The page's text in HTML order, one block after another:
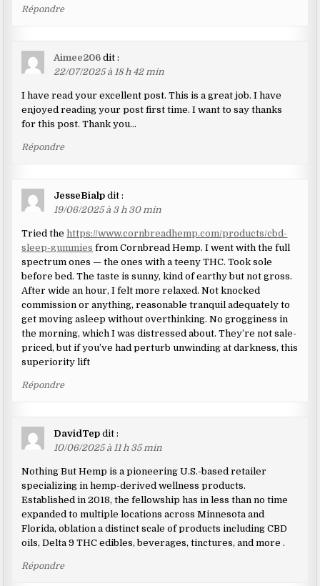
Répondre
Aimee206 dit :
22/07/2025 à 18 h 42 min
I have read your excellent post. This is a great job. I have
enjoyed reading your post first time. I want to say thanks
for this post. Thank you…
Répondre
JesseBialp dit :
19/06/2025 à 3 h 30 min
Tried thehttps://www.cornbreadhemp.com/products/cbd-
sleep-gummies from Cornbread Hemp. I went with the full
spectrum ones — the ones with a teeny THC. Took sole
before bed. The taste is sunny, kind of earthy but not gross.
After wide an hour, I felt more relaxed. Not knocked
commission or anything, reasonable tranquil adequately to
get moving asleep without overthinking. No grogginess in
the morning, which I was distressed about. They’re not sale-
priced, but if you’ve had perturb unwinding at darkness, this
superiority lift
Répondre
DavidTep dit :
10/06/2025 à 11 h 35 min
Nothing But Hemp is a pioneering U.S.-based retailer
specializing in hemp-derived wellness products.
Established in 2018, the fellowship has in less than no time
expanded to multiple locations across Minnesota and
Florida, oblation a distinct scale of products including CBD
oils, Delta 9 THC edibles, beverages, tinctures, and more .
Répondre